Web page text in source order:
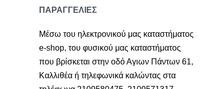
ΠΑΡΑΓΓΕΛΙΕΣ
Μέσω του ηλεκτρονικού μας καταστήματος
e-shop, του φυσικού μας καταστήματος
που βρίσκεται στην οδό Αγιων Πάντων 61,
Καλλιθέα ή τηλεφωνικά καλώντας στα